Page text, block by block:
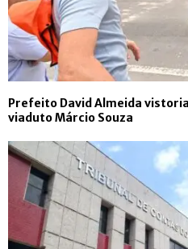
Prefeito David Almeida
viaduto Márcio Souza